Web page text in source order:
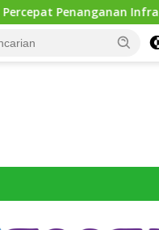
Infrastruktur hingga